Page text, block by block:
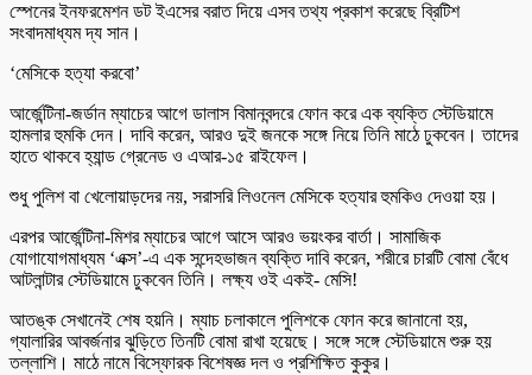
স্পেনের ইনফরমেশন ডট ইএসের বরাত দিয়ে এসব তথ্য প্রকাশ করেছে ব্রিটিশ
সংবাদমাধ্যম দ্য সান।
‘মেসিকে হত্যা করবো’
আর্জেন্টিনা-জর্ডান ম্যাচের আগে ডালাস বিমানবন্দরে ফোন করে এক ব্যক্তি স্টেডিয়ামে
হামলার হুমকি দেন। দাবি করেন, আরও দুই জনকে সঙ্গে নিয়ে তিনি মাঠে ঢুকবেন। তাদের
হাতে থাকবে হ্যান্ড গ্রেনেড ও এআর-১৫ রাইফেল।
শুধু পুলিশ বা খেলোয়াড়দের নয়, সরাসরি লিওনেল মেসিকে হত্যার হুমকিও দেওয়া হয়।
এরপর আর্জেন্টিনা-মিশর ম্যাচের আগে আসে আরও ভয়ংকর বার্তা। সামাজিক
যোগাযোগমাধ্যম ‘এক্স’-এ এক সন্দেহভাজন ব্যক্তি দাবি করেন, শরীরে চারটি বোমা বেঁধে
আটলান্টার স্টেডিয়ামে ঢুকবেন তিনি। লক্ষ্য ওই একই- মেসি!
আতঙ্ক সেখানেই শেষ হয়নি। ম্যাচ চলাকালে পুলিশকে ফোন করে জানানো হয়,
গ্যালারির আবর্জনার ঝুড়িতে তিনটি বোমা রাখা হয়েছে। সঙ্গে সঙ্গে স্টেডিয়ামে শুরু হয়
তল্লাশি। মাঠে নামে বিস্ফোরক বিশেষজ্ঞ দল ও প্রশিক্ষিত কুকুর।